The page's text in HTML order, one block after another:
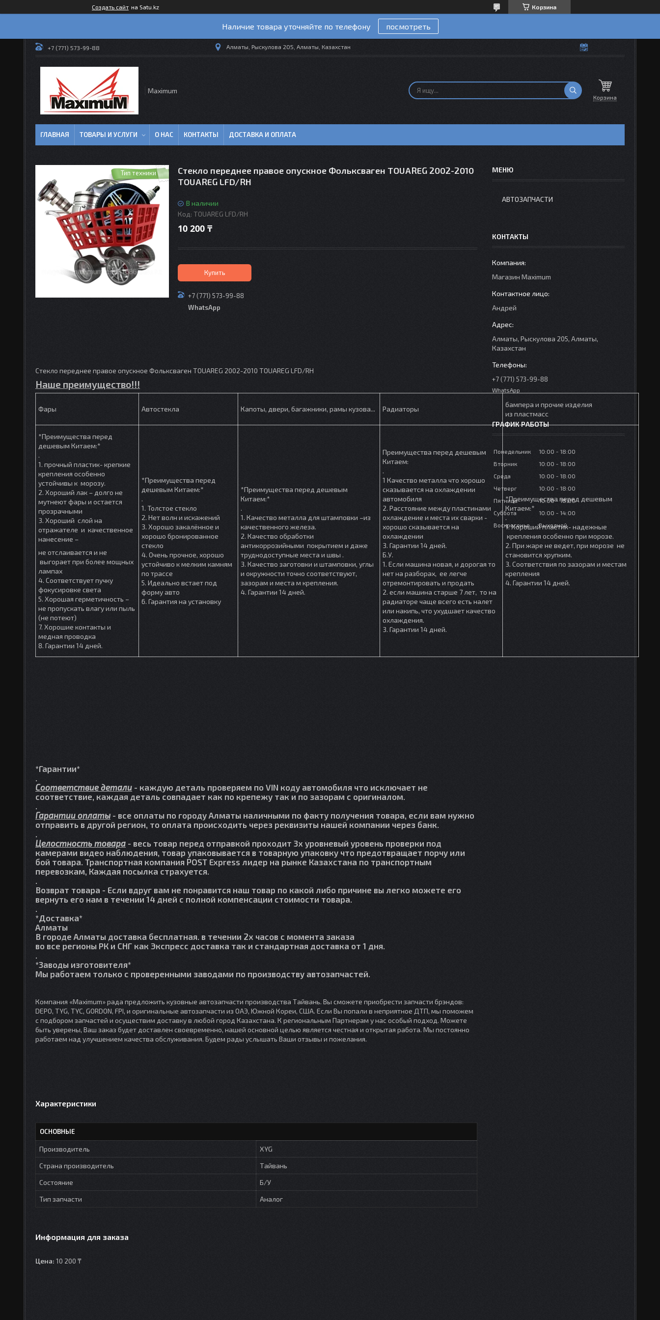
Создать сайт на Satu.kz Корзина
Наличие товара уточняйте по телефону посмотреть
+7 (771) 573-99-88 Алматы, Рыскулова 205, Алматы, Казахстан
Maximum
Корзина
ГЛАВНАЯ ТОВАРЫ И УСЛУГИ О НАС КОНТАКТЫ ДОСТАВКА И ОПЛАТА
Тип техники
Стекло переднее правое опускное Фольксваген TOUAREG 2002-2010
TOUAREG LFD/RH
В наличии
Код: TOUAREG LFD/RH
10 200 ₸
Купить
+7 (771) 573-99-88
WhatsApp
Стекло переднее правое опускное Фольксваген TOUAREG 2002-2010 TOUAREG LFD/RH
Наше преимущество!!!
Фары Автостекла Капоты, двери, багажники, рамы кузова... Радиаторы
бампера и прочие изделия
из пластмасс
*Преимущества перед
дешевым Китаем:*
.
1. прочный пластик- крепкие
крепления особенно
устойчивы к морозу.
2. Хороший лак – долго не
мутнеют фары и остается
прозрачными
3. Хороший слой на
отражателе и качественное
нанесение –
не отслаивается и не
выгорает при более мощных
лампах
4. Соответствует пучку
фокусировке света
5. Хорошая герметичность –
не пропускать влагу или пыль
(не потеют)
7. Хорошие контакты и
медная проводка
8. Гарантии 14 дней.
*Преимущества перед
дешевым Китаем:*
.
1. Толстое стекло
2. Нет волн и искажений
3. Хорошо закалённое и
хорошо бронированное
стекло
4. Очень прочное, хорошо
устойчиво к мелким камням
по трассе
5. Идеально встает под
форму авто
6. Гарантия на установку
*Преимущества перед дешевым
Китаем:*
.
1. Качество металла для штамповки –из
качественного железа.
2. Качество обработки
антикоррозийными покрытием и даже
труднодоступные места и швы .
3. Качество заготовки и штамповки, углы
и окружности точно соответствуют,
зазорам и места м крепления.
4. Гарантии 14 дней.
Преимущества перед дешевым
Китаем:
.
1 Качество металла что хорошо
сказывается на охлаждении
автомобиля
2. Расстояние между пластинами
охлаждение и места их сварки -
хорошо сказывается на
охлаждении
3. Гарантии 14 дней.
Б.У.
1. Если машина новая, и дорогая то
нет на разборах, ее легче
отремонтировать и продать
2. если машина старше 7 лет, то на
радиаторе чаще всего есть налет
или накипь, что ухудшает качество
охлаждения.
3. Гарантии 14 дней.
*Преимущества перед дешевым
Китаем:*
.
1. Хороший пластик- надежные
крепления особенно при морозе.
2. При жаре не ведет, при морозе не
становится хрупким.
3. Соответствия по зазорам и местам
крепления
4. Гарантии 14 дней.
*Гарантии*
.
Соответствие детали - каждую деталь проверяем по VIN коду автомобиля что исключает не
соответствие, каждая деталь совпадает как по крепежу так и по зазорам с оригиналом.
.
Гарантии оплаты - все оплаты по городу Алматы наличными по факту получения товара, если вам нужно
отправить в другой регион, то оплата происходить через реквизиты нашей компании через банк.
.
Целостность товара - весь товар перед отправкой проходит 3х уровневый уровень проверки под
камерами видео наблюдения, товар упаковывается в товарную упаковку что предотвращает порчу или
бой товара. Транспортная компания POST Express лидер на рынке Казахстана по транспортным
перевозкам, Каждая посылка страхуется.
.
Возврат товара - Если вдруг вам не понравится наш товар по какой либо причине вы легко можете его
вернуть его нам в течении 14 дней с полной компенсации стоимости товара.
.
*Доставка*
Алматы
В городе Алматы доставка бесплатная. в течении 2х часов с момента заказа
во все регионы РК и СНГ как Экспресс доставка так и стандартная доставка от 1 дня.
.
*Заводы изготовителя*
Мы работаем только с проверенными заводами по производству автозапчастей.
Компания «Maximum» рада предложить кузовные автозапчасти производства Тайвань. Вы сможете приобрести запчасти брэндов:
DEPO, TYG, TYC, GORDON, FPI, и оригинальные автозапчасти из ОАЭ, Южной Кореи, США. Если Вы попали в неприятное ДТП, мы поможем
с подбором запчастей и осуществим доставку в любой город Казахстана. К региональным Партнерам у нас особый подход. Можете
быть уверены, Ваш заказ будет доставлен своевременно, нашей основной целью является честная и открытая работа. Мы постоянно
работаем над улучшением качества обслуживания. Будем рады услышать Ваши отзывы и пожелания.
Характеристики
ОСНОВНЫЕ
Производитель
XYG
Страна производитель
Тайвань
Состояние
Б/У
Тип запчасти
Аналог
Информация для заказа
Цена: 10 200 ₸
АВТОЗАПЧАСТИ
КОНТАКТЫ
Mагазин Maximum
Андрей
Алматы, Рыскулова 205, Алматы,
Казахстан
+7 (771) 573-99-88
WhatsApp
ГРАФИК РАБОТЫ
Понедельник 10:00
18:00
Вторник
10:00
18:00
Среда
10:00
18:00
Четверг
10:00
18:00
Пятница
10:00
18:00
Суббота
10:00
14:00
Воскресенье
Выходной